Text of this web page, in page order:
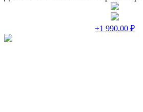
+1 990.00 ₽